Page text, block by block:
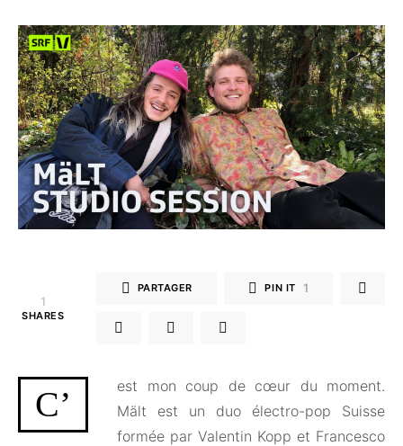
1
SHARES
PARTAGER PIN IT 1
C’
est mon coup de cœur du moment.
Mält est un duo électro-pop Suisse
formée par Valentin Kopp et Francesco